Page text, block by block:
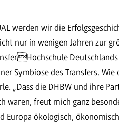
werden wir die
nur in wenigen Jahren zur
Symbiose des Transfers.
„Dass die DHBW und ihre
waren, freut mich ganz
Europa ökologisch,